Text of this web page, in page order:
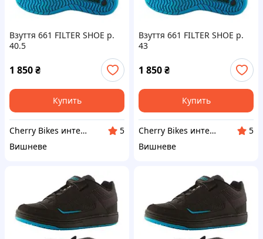
Взуття 661 FILTER SHOE р.
40.5
1 850₴
Купить
Cherry Bikes интернет-магазин
5
Вишневе
Взуття 661 FILTER SHOE р.
43
1 850₴
Купить
Cherry Bikes интернет-магазин
5
Вишневе